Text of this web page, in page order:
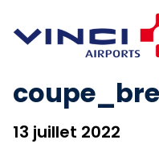
13 juillet 2022